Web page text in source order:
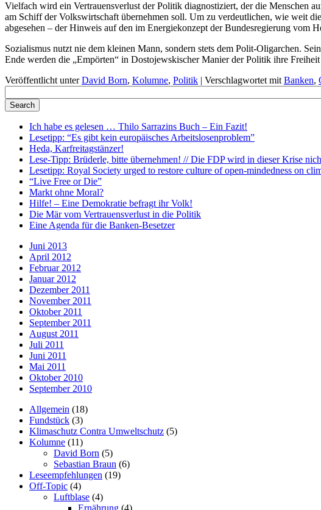
Vielfach wird ein Vertrauensverlust der Politik diagnostiziert, der die Menschen
am Schiff der Volkswirtschaft übernehmen soll. Um zu verdeutlichen, wie weit
abgesehen – der Hinweis auf den im Energiekonzept der Bundesregierung vom
Sozialismus nutzt nie dem kleinen Mann, sondern stets dem Polit-Oligarchen.
Ende werden die „Empörten“ in Dostojewskischer Manier der Politik ihre
Veröffentlicht unter David Born, Kolumne, Politik Verschlagwortet mit Banken,
Ich habe es gelesen … Thilo Sarrazins Buch – Ein Fazit!
Lesetipp: “Es gibt kein europäisches Arbeitslosenproblem”
Heda, Karfreitagstänzer!
Lese-Tipp: Brüderle, bitte übernehmen! // Die FDP wird in dieser Krise
Lesetipp: Royal Society urged to restore culture of open-mindedness on
“Live Free or Die”
Markt ohne Moral?
Hilfe! – Eine Demokratie befragt ihr Volk!
Die Mär vom Vertrauensverlust in die Politik
Eine Agenda für die Banken-Besetzer
Juni 2013
April 2012
Februar 2012
Januar 2012
Dezember 2011
November 2011
Oktober 2011
September 2011
August 2011
Juli 2011
Juni 2011
Mai 2011
Oktober 2010
September 2010
Allgemein (18)
Fundstück (3)
Klimaschutz Contra Umweltschutz (5)
Kolumne (11)
David Born (5)
Sebastian Braun (6)
Leseempfehlungen (19)
Off-Topic (4)
Luftblase (4)